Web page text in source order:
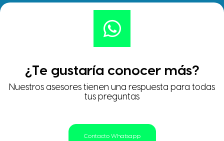
¿Te gustaría conocer más?
Nuestros asesores tienen una respuesta para todas
tus preguntas
Contacto Whatsapp